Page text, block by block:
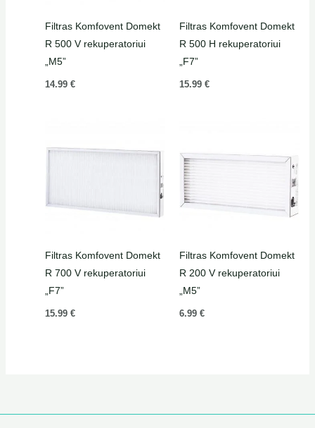
Filtras Komfovent Domekt
R 500 V rekuperatoriui
„M5”
14.99 €
Filtras Komfovent Domekt
R 500 H rekuperatoriui
„F7”
15.99 €
Filtras Komfovent Domekt
R 700 V rekuperatoriui
„F7”
15.99 €
Filtras Komfovent Domekt
R 200 V rekuperatoriui
„M5”
6.99 €